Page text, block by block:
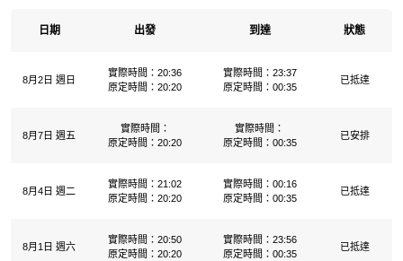
日期 出發 到達 狀態
8月2日 週日
實際時間：20:36
原定時間：20:20
實際時間：23:37
原定時間：00:35
已抵達
8月7日 週五
實際時間：
原定時間：20:20
實際時間：
原定時間：00:35
已安排
8月4日 週二
實際時間：21:02
原定時間：20:20
實際時間：00:16
原定時間：00:35
已抵達
8月1日 週六
實際時間：20:50
原定時間：20:20
實際時間：23:56
原定時間：00:35
已抵達